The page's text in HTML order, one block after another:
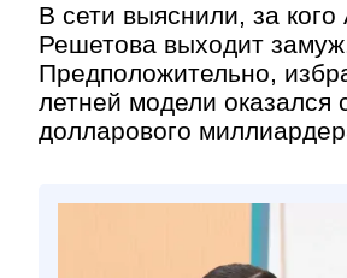
В сети выяснили, за кого
Решетова выходит
Предположительно,
летней модели оказался
долларового